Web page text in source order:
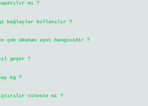
mı ?
bağlaçlar kullanılır ?
çok okunan ayet hangisidir ?
geçer ?
kg ?
viteste mi ?